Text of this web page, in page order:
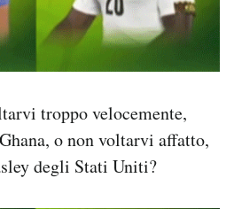
troppo velocemente,
o non voltarvi affatto,
degli Stati Uniti?